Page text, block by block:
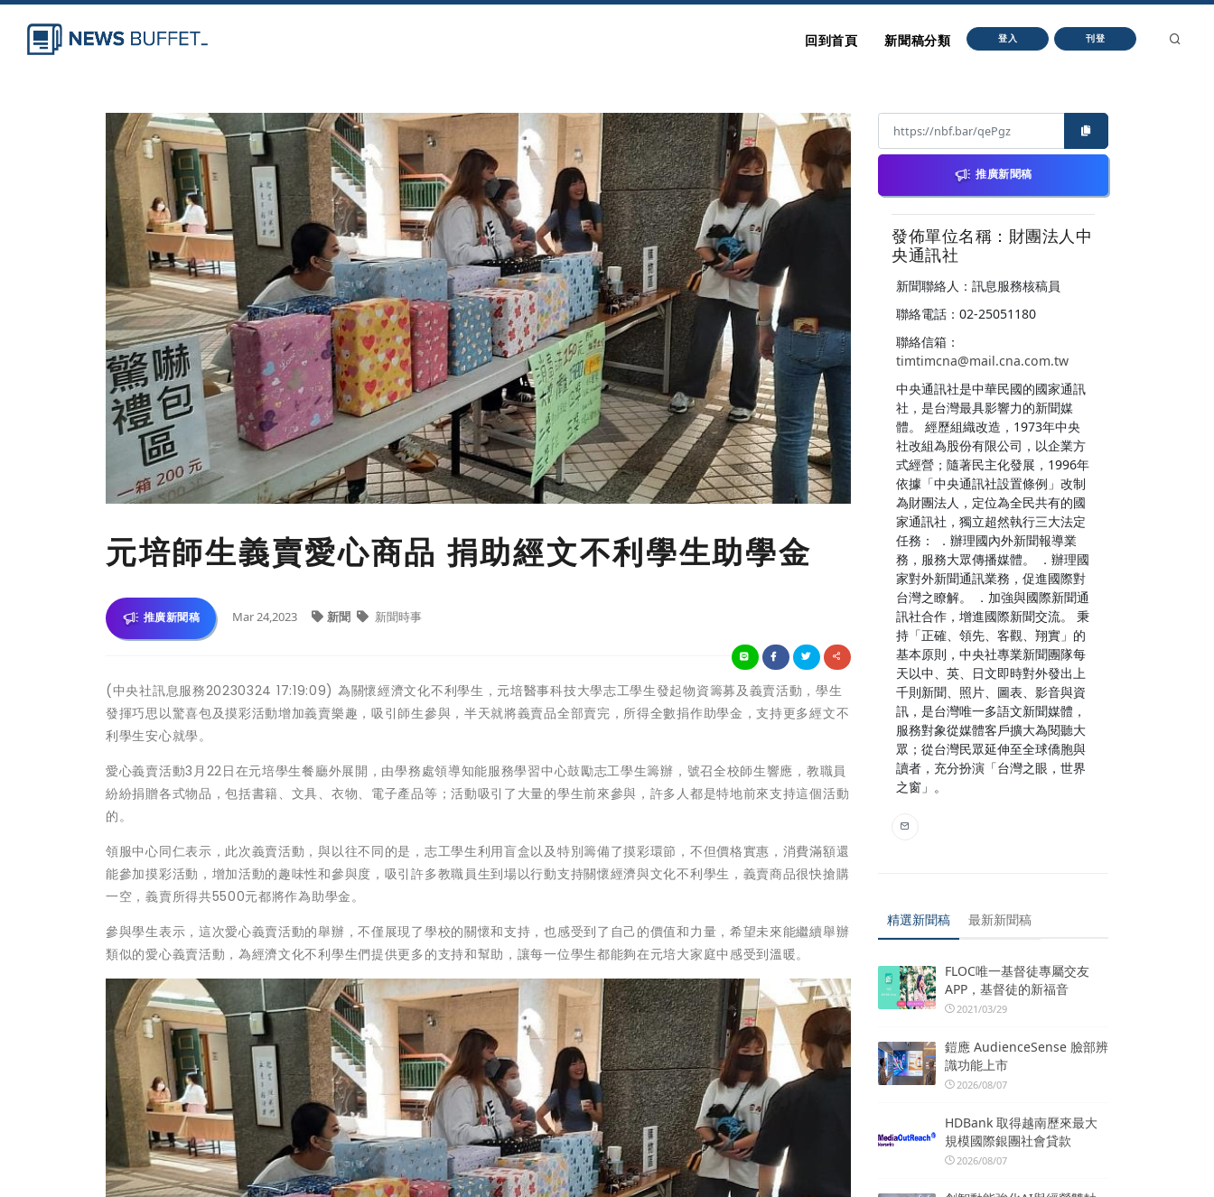
回到首頁 新聞稿分類 登入 刊登
元培師生義賣愛心商品 捐助經文不利學生助學金
推廣新聞稿 Mar 24,2023 新聞 新聞時事
(中央社訊息服務20230324 17:19:09) 為關懷經濟文化不利學生，元培醫事科技大學志工學生發起物資籌募及義賣活動，學生
發揮巧思以驚喜包及摸彩活動增加義賣樂趣，吸引師生參與，半天就將義賣品全部賣完，所得全數捐作助學金，支持更多經文不
利學生安心就學。
愛心義賣活動3月22日在元培學生餐廳外展開，由學務處領導知能服務學習中心鼓勵志工學生籌辦，號召全校師生響應，教職員
紛紛捐贈各式物品，包括書籍、文具、衣物、電子產品等；活動吸引了大量的學生前來參與，許多人都是特地前來支持這個活動
的。
領服中心同仁表示，此次義賣活動，與以往不同的是，志工學生利用盲盒以及特別籌備了摸彩環節，不但價格實惠，消費滿額還
能參加摸彩活動，增加活動的趣味性和參與度，吸引許多教職員生到場以行動支持關懷經濟與文化不利學生，義賣商品很快搶購
一空，義賣所得共5500元都將作為助學金。
參與學生表示，這次愛心義賣活動的舉辦，不僅展現了學校的關懷和支持，也感受到了自己的價值和力量，希望未來能繼續舉辦
類似的愛心義賣活動，為經濟文化不利學生們提供更多的支持和幫助，讓每一位學生都能夠在元培大家庭中感受到溫暖。
推廣新聞稿
發佈單位名稱：財團法人中
央通訊社
新聞聯絡人：訊息服務核稿員
聯絡電話：02-25051180
聯絡信箱：
timtimcna@mail.cna.com.tw
中央通訊社是中華民國的國家通訊
社，是台灣最具影響力的新聞媒
體。 經歷組織改造，1973年中央
社改組為股份有限公司，以企業方
式經營；隨著民主化發展，1996年
依據「中央通訊社設置條例」改制
為財團法人，定位為全民共有的國
家通訊社，獨立超然執行三大法定
任務： ．辦理國內外新聞報導業
務，服務大眾傳播媒體。 ．辦理國
家對外新聞通訊業務，促進國際對
台灣之瞭解。 ．加強與國際新聞通
訊社合作，增進國際新聞交流。 秉
持「正確、領先、客觀、翔實」的
基本原則，中央社專業新聞團隊每
天以中、英、日文即時對外發出上
千則新聞、照片、圖表、影音與資
訊，是台灣唯一多語文新聞媒體，
服務對象從媒體客戶擴大為閱聽大
眾；從台灣民眾延伸至全球僑胞與
讀者，充分扮演「台灣之眼，世界
之窗」。
精選新聞稿 最新新聞稿
FLOC唯一基督徒專屬交友
APP，基督徒的新福音
2021/03/29
鎧應 AudienceSense 臉部辨
識功能上市
2026/08/07
HDBank 取得越南歷來最大
規模國際銀團社會貸款
2026/08/07